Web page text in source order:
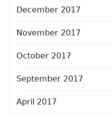
December 2017
November 2017
October 2017
September 2017
April 2017